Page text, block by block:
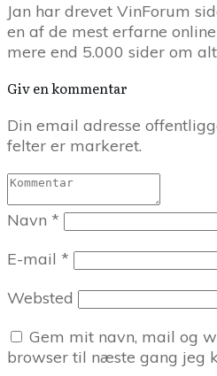
Jan har drevet VinForum
en af de mest erfarne
mere end 5.000 sider om
Giv en kommentar
Din email adresse
felter er markeret.
Navn *
E-mail *
Websted
Gem mit navn, mail og
browser til næste gang jeg